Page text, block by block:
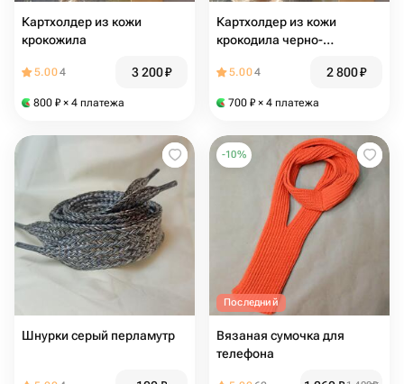
Картхолдер из кожи
крокожила
5.004 3 200₽
800 ₽ × 4 платежа
Картхолдер из кожи
крокодила черно-
5.004 2 800₽
700 ₽ × 4 платежа
Шнурки серый перламутр
-10%
Последний
Вязаная сумочка для
телефона